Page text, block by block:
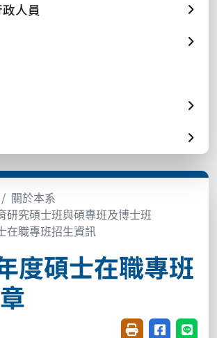
人員
關於本系
研究碩士班與碩專班及博士班
在職專班招生資訊
度碩士在職專班
友善列印(開新視
分享至臉書
分享